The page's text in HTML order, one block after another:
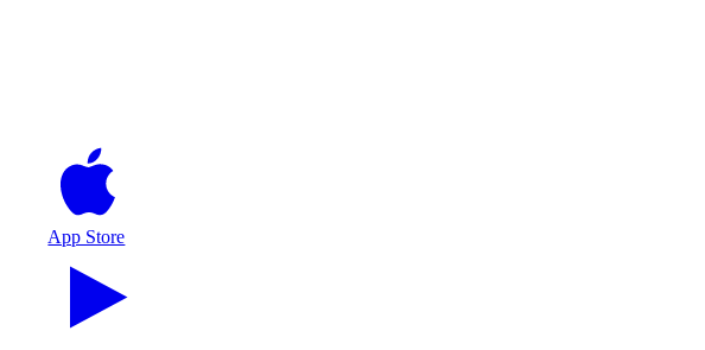
App Store